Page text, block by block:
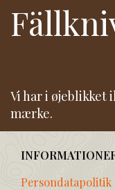
Vi har i øjeblikket
mærke.
Persondatapolitik